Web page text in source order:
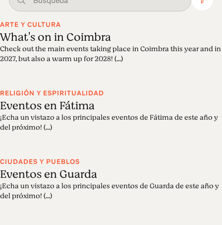
ARTE Y CULTURA
What's on in Coimbra
Check out the main events taking place in Coimbra this year and in
2027, but also a warm up for 2028! (...)
RELIGIÓN Y ESPIRITUALIDAD
Eventos en Fátima
¡Echa un vistazo a los principales eventos de Fátima de este año y
del próximo! (...)
CIUDADES Y PUEBLOS
Eventos en Guarda
¡Echa un vistazo a los principales eventos de Guarda de este año y
del próximo! (...)